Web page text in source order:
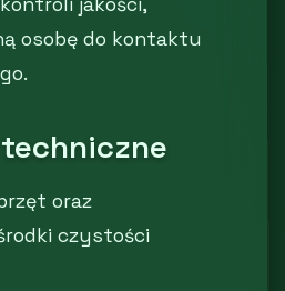
osobę do kontaktu
oraz
czystości